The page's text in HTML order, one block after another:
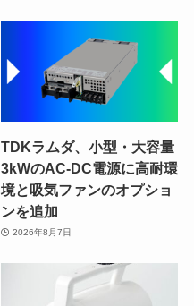
TDKラムダ、小型・大容量
3kWのAC-DC電源に高耐環
境と吸気ファンのオプショ
ンを追加
2026年8月7日